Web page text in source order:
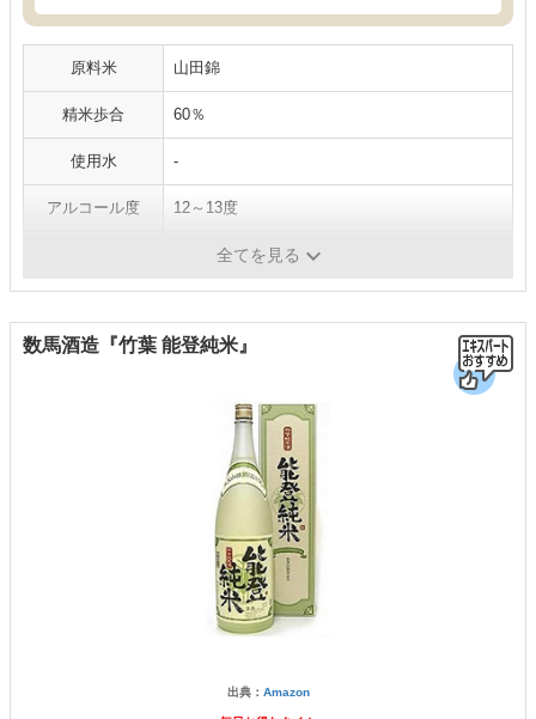
原料米 山田錦
精米歩合 60％
使用水 -
アルコール度 12～13度
全てを見る
数馬酒造『竹葉 能登純米』
出典： Amazon